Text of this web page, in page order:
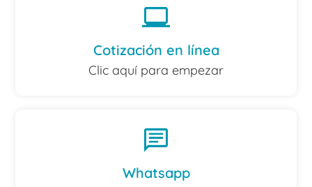
laptop_windows
Cotización en línea
Clic aquí para empezar
chat
Whatsapp